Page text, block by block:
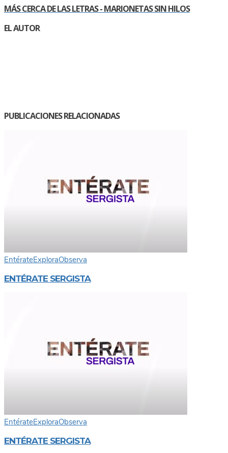
MÁS CERCA DE LAS LETRAS - MARIONETAS SIN HILOS
EL AUTOR
PUBLICACIONES RELACIONADAS
EntérateExploraObserva
ENTÉRATE SERGISTA
EntérateExploraObserva
ENTÉRATE SERGISTA